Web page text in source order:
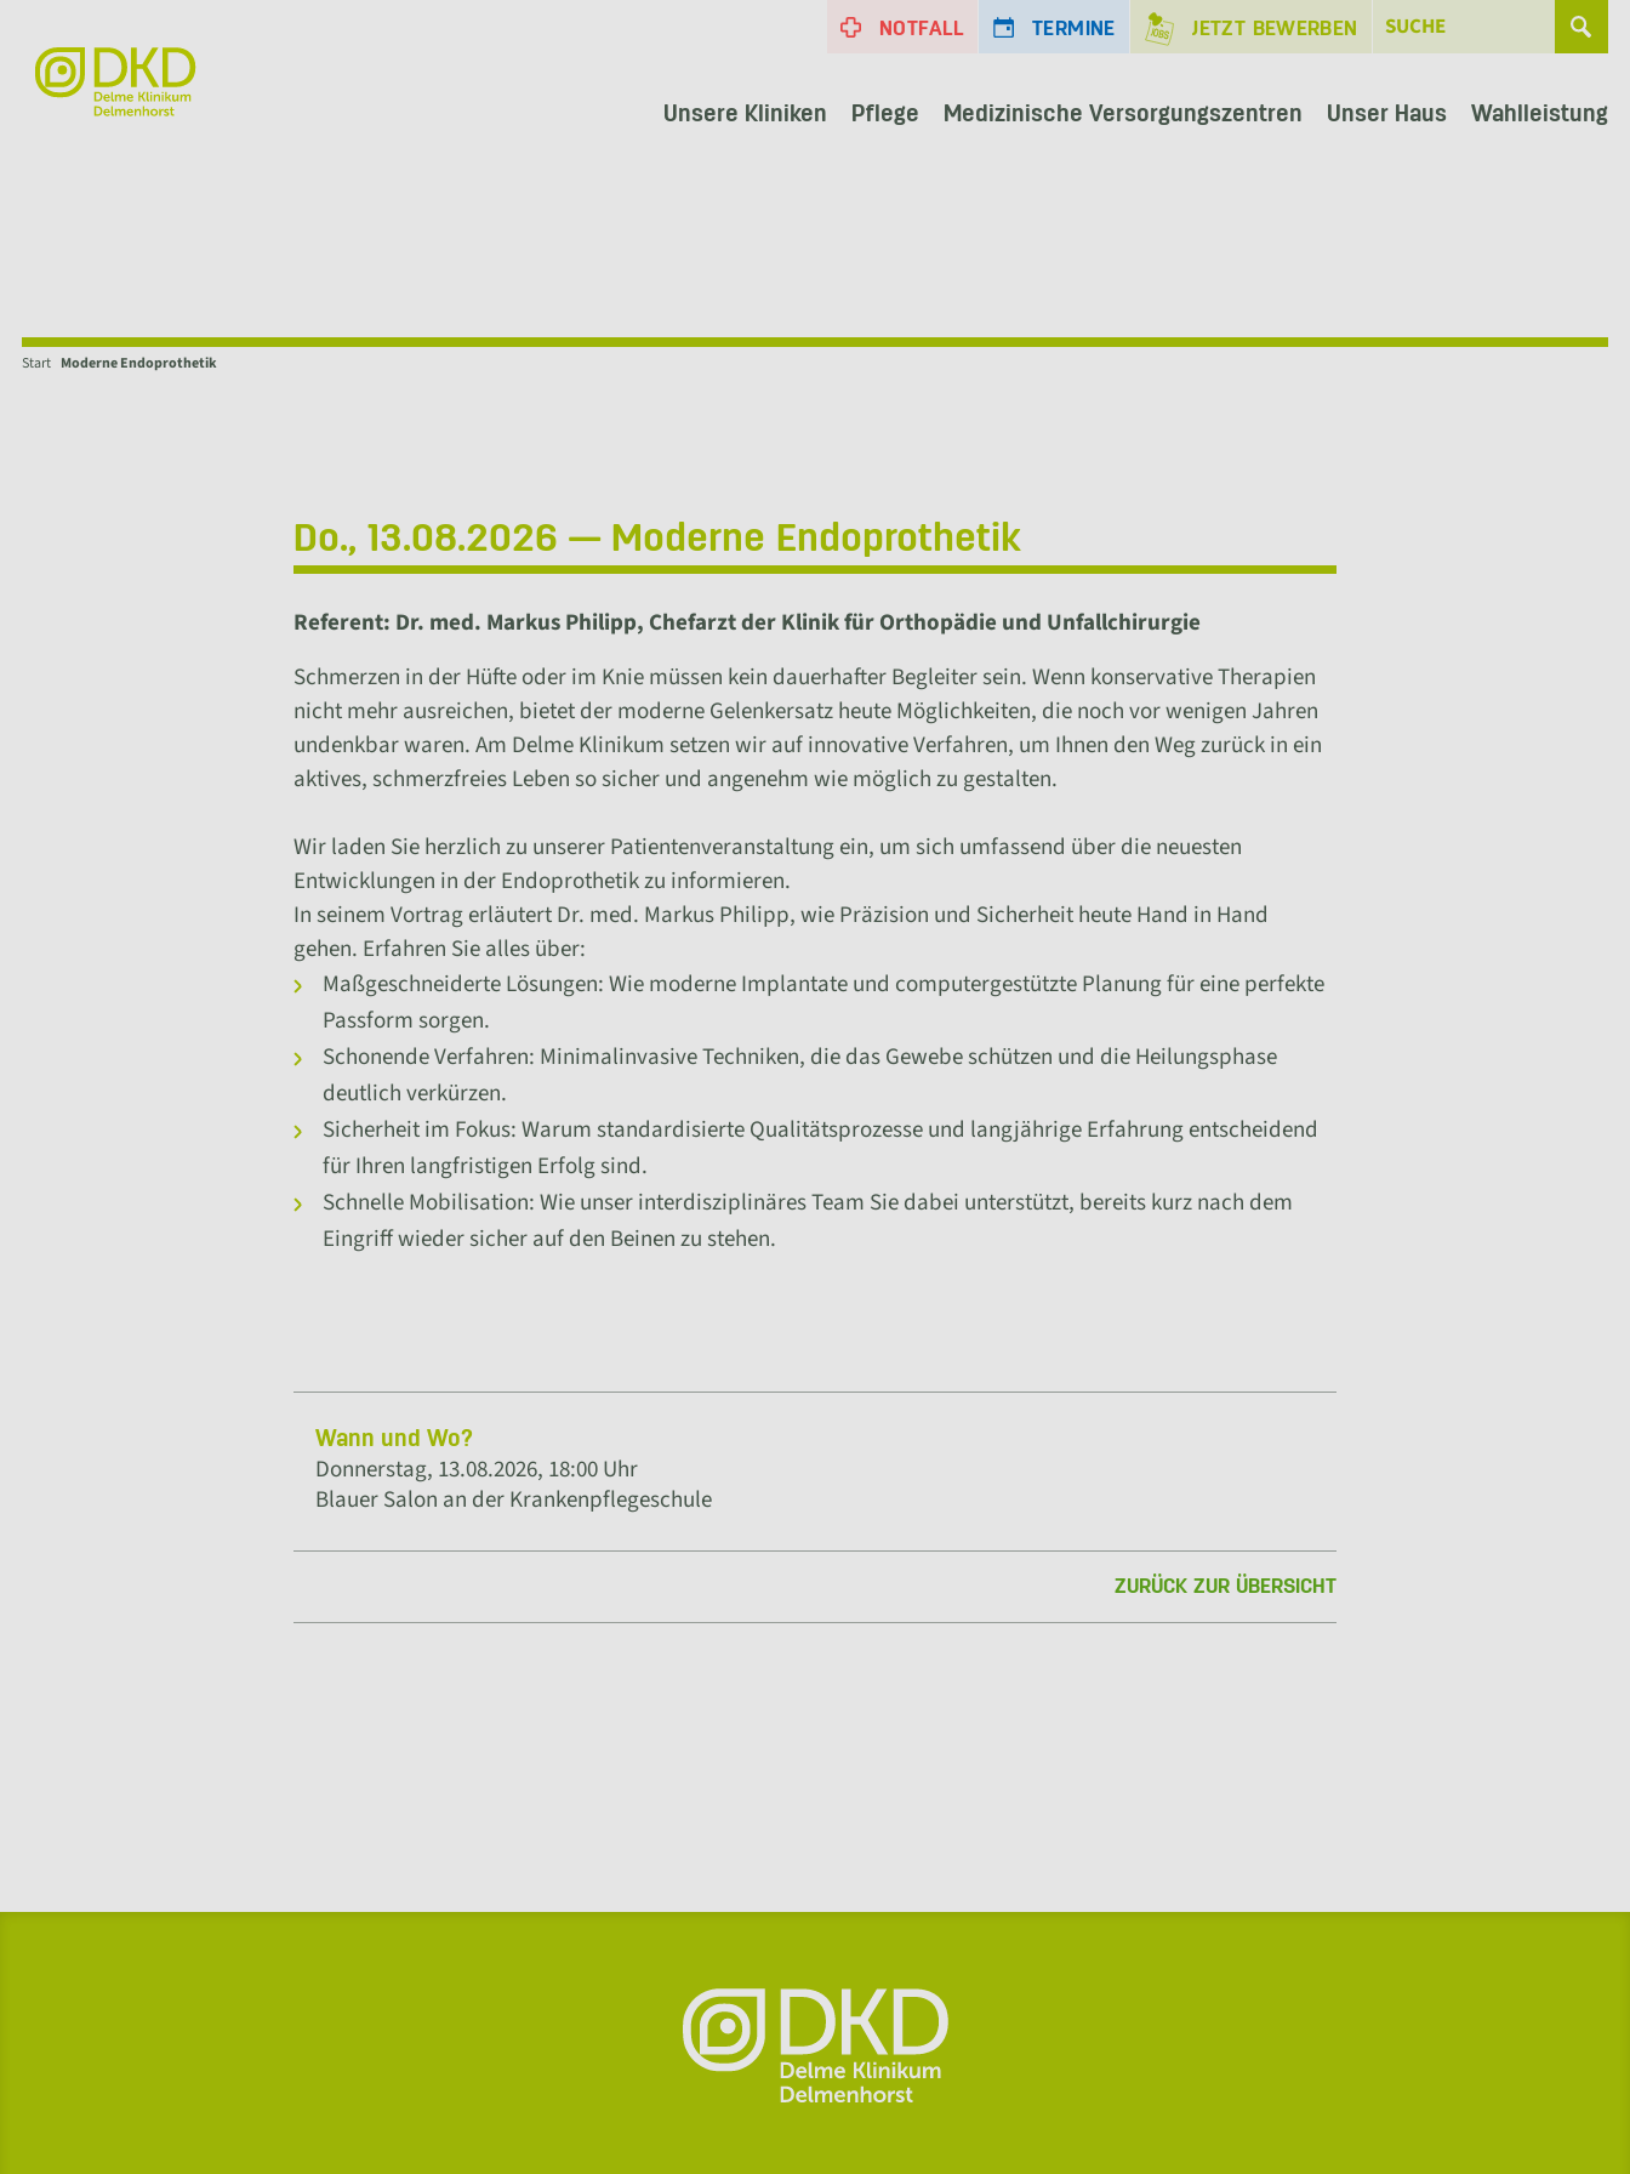
Unsere Kliniken Pflege Medizinische Versorgungszentren Unser Haus Wahlleistung
NOTFALL TERMINE JETZT BEWERBEN
Start Moderne Endoprothetik
Do., 13.08.2026 — Moderne Endoprothetik
Referent: Dr. med. Markus Philipp, Chefarzt der Klinik für Orthopädie und Unfallchirurgie
Schmerzen in der Hüfte oder im Knie müssen kein dauerhafter Begleiter sein. Wenn konservative Therapien
nicht mehr ausreichen, bietet der moderne Gelenkersatz heute Möglichkeiten, die noch vor wenigen Jahren
undenkbar waren. Am Delme Klinikum setzen wir auf innovative Verfahren, um Ihnen den Weg zurück in ein
aktives, schmerzfreies Leben so sicher und angenehm wie möglich zu gestalten.
Wir laden Sie herzlich zu unserer Patientenveranstaltung ein, um sich umfassend über die neuesten
Entwicklungen in der Endoprothetik zu informieren.
In seinem Vortrag erläutert Dr. med. Markus Philipp, wie Präzision und Sicherheit heute Hand in Hand
gehen. Erfahren Sie alles über:
Maßgeschneiderte Lösungen: Wie moderne Implantate und computergestützte Planung für eine perfekte
Passform sorgen.
Schonende Verfahren: Minimalinvasive Techniken, die das Gewebe schützen und die Heilungsphase
deutlich verkürzen.
Sicherheit im Fokus: Warum standardisierte Qualitätsprozesse und langjährige Erfahrung entscheidend
für Ihren langfristigen Erfolg sind.
Schnelle Mobilisation: Wie unser interdisziplinäres Team Sie dabei unterstützt, bereits kurz nach dem
Eingriff wieder sicher auf den Beinen zu stehen.
Wann und Wo?
Donnerstag, 13.08.2026, 18:00 Uhr
Blauer Salon an der Krankenpflegeschule
ZURÜCK ZUR ÜBERSICHT